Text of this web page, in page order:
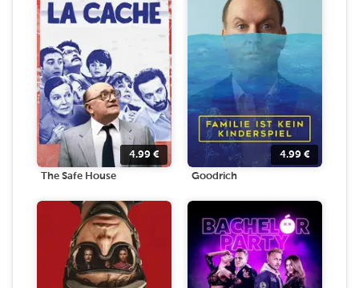
4.99 €
The Safe House
4.99 €
Goodrich